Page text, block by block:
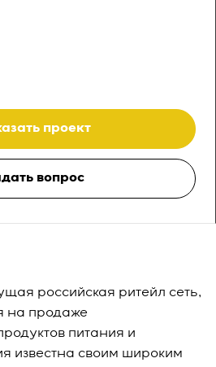
проект
вопрос
российская ритейл сеть,
на продаже
питания и
известна своим широким